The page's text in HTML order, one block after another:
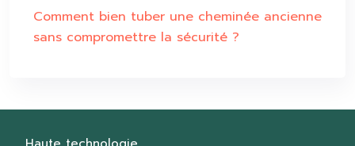
Comment bien tuber une cheminée ancienne
sans compromettre la sécurité ?